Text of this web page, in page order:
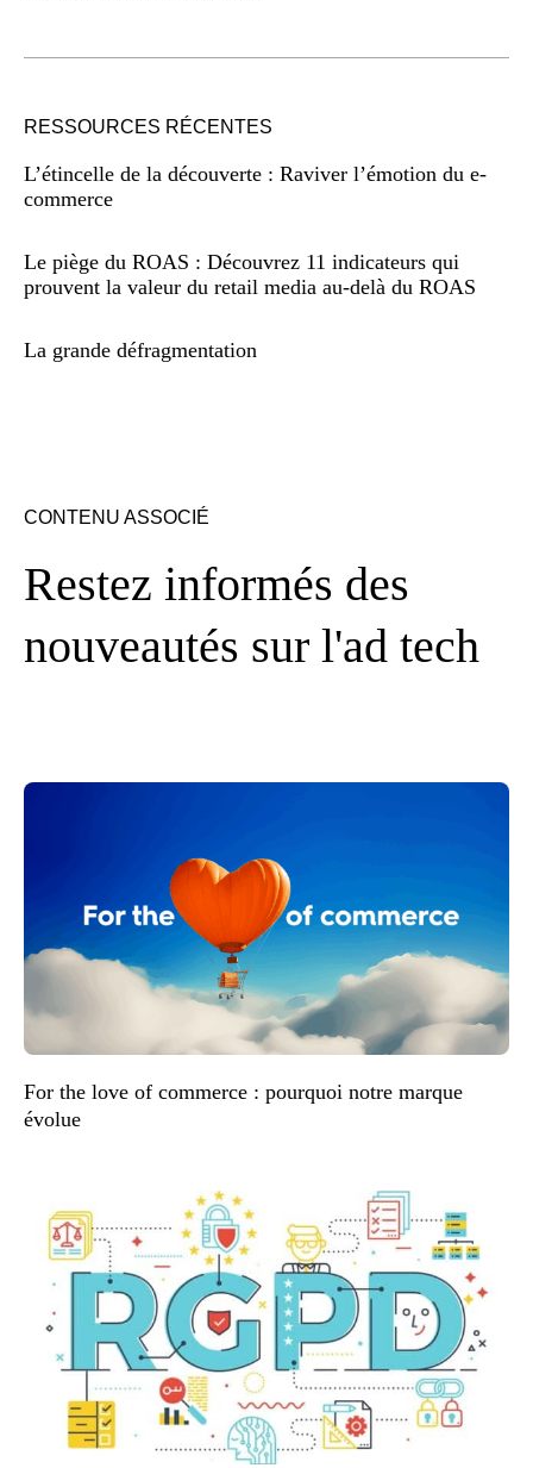
RESSOURCES RÉCENTES
L’étincelle de la découverte : Raviver l’émotion du e-
commerce
Le piège du ROAS : Découvrez 11 indicateurs qui
prouvent la valeur du retail media au-delà du ROAS
La grande défragmentation
CONTENU ASSOCIÉ
Restez informés des
nouveautés sur l'ad tech
For the love of commerce : pourquoi notre marque
évolue